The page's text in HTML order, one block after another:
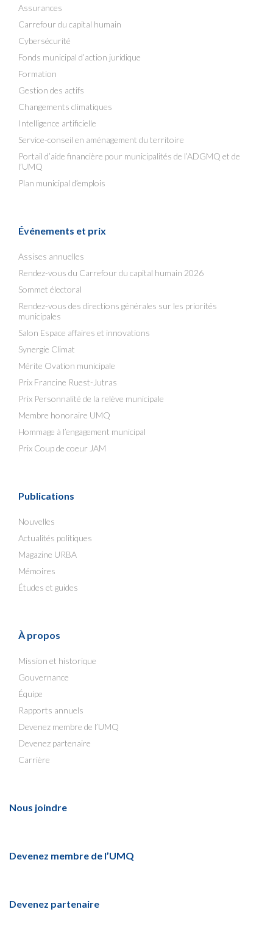
Assurances
Carrefour du capital humain
Cybersécurité
Fonds municipal d’action juridique
Formation
Gestion des actifs
Changements climatiques
Intelligence artificielle
Service-conseil en aménagement du territoire
Portail d’aide financière pour municipalités de l’ADGMQ et de
l’UMQ
Plan municipal d’emplois
Événements et prix
Assises annuelles
Rendez-vous du Carrefour du capital humain 2026
Sommet électoral
Rendez-vous des directions générales sur les priorités
municipales
Salon Espace affaires et innovations
Synergie Climat
Mérite Ovation municipale
Prix Francine Ruest-Jutras
Prix Personnalité de la relève municipale
Membre honoraire UMQ
Hommage à l’engagement municipal
Prix Coup de coeur JAM
Publications
Nouvelles
Actualités politiques
Magazine URBA
Mémoires
Études et guides
À propos
Mission et historique
Gouvernance
Équipe
Rapports annuels
Devenez membre de l’UMQ
Devenez partenaire
Carrière
Nous joindre
Devenez membre de l’UMQ
Devenez partenaire